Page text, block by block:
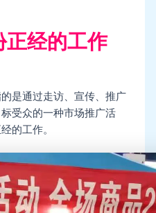
正经的工作
是通过走访、宣传、推广
受众的一种市场推广活
的工作。